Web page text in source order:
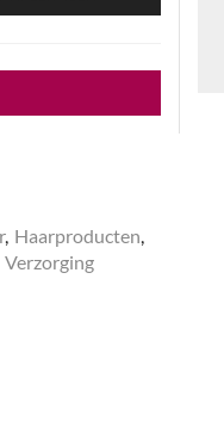
, Haarproducten,
Verzorging